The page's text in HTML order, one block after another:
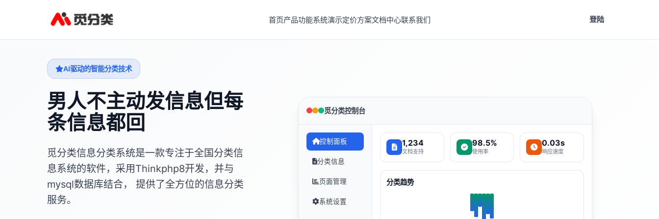
首页产品功能系统演示定价方案文档中心联系我们 登陆
AI驱动的智能分类技术
男人不主动发信息但每
条信息都回
觅分类信息分类系统是一款专注于全国分类信
息系统的软件，采用Thinkphp8开发，并与
mysql数据库结合， 提供了全方位的信息分类
服务。
觅分类控制台
控制面板
分类信息
页面管理
系统设置
1,234
文档支持
98.5%
使用率
0.03s
响应速度
分类趋势